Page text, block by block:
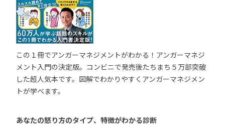
この１冊でアンガーマネジメントがわかる！アンガーマネジ
メント入門の決定版。コンビニで発売後たちまち５万部突破
した超人気本です。図解でわかりやすくアンガーマネジメン
トが学べます。
あなたの怒り方のタイプ、特徴がわかる診断